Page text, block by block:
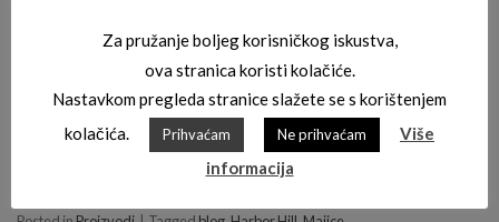
ekonomiju jedne zemlje stoga ćemo njih uvijek posebno
izdvajati i davati im posebnu važnost. Harbor Hill brend
nastao je […]
CONTINUE READING→
Za pružanje boljeg korisničkog iskustva,
ova stranica koristi kolačiće.
Nastavkom pregleda stranice slažete se s korištenjem
kolačića.
Prihvaćam Ne prihvaćam
Više
informacija